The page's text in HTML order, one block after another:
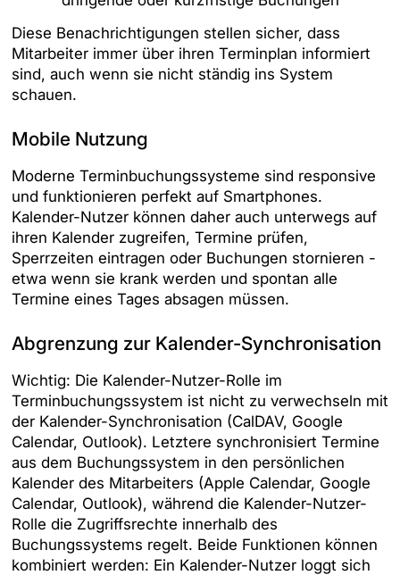
Diese Benachrichtigungen stellen sicher, dass
Mitarbeiter immer über ihren Terminplan informiert
sind, auch wenn sie nicht ständig ins System
schauen.
Mobile Nutzung
Moderne Terminbuchungssysteme sind responsive
und funktionieren perfekt auf Smartphones.
Kalender-Nutzer können daher auch unterwegs auf
ihren Kalender zugreifen, Termine prüfen,
Sperrzeiten eintragen oder Buchungen stornieren -
etwa wenn sie krank werden und spontan alle
Termine eines Tages absagen müssen.
Abgrenzung zur Kalender-Synchronisation
Wichtig: Die Kalender-Nutzer-Rolle im
Terminbuchungssystem ist nicht zu verwechseln mit
der Kalender-Synchronisation (CalDAV, Google
Calendar, Outlook). Letztere synchronisiert Termine
aus dem Buchungssystem in den persönlichen
Kalender des Mitarbeiters (Apple Calendar, Google
Calendar, Outlook), während die Kalender-Nutzer-
Rolle die Zugriffsrechte innerhalb des
Buchungssystems regelt. Beide Funktionen können
kombiniert werden: Ein Kalender-Nutzer loggt sich